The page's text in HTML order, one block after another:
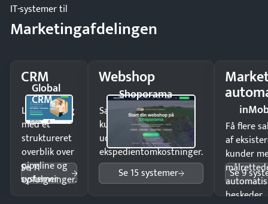
IT-systemer til
Marketingafdelingen
CRM
Global
CRM
Luk flere salg
med et
struktureret
overblik over
pipeline og
opfølgninger.
Se 11
systemer
Webshop
Shoporama
Sælg produkter 24/7 til
kunder i hele landet
uden
ekspedientomkostninger.
Se 15 systemer
Få flere
af
kunder
beskeder.
Se 9